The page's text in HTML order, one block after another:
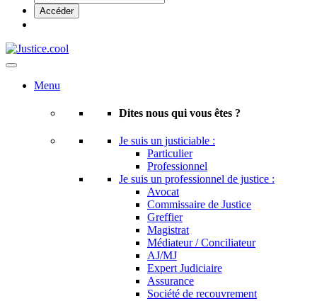
Menu
Dites nous qui vous êtes ?
Je suis un justiciable :
Particulier
Professionnel
Je suis un professionnel de justice :
Avocat
Commissaire de Justice
Greffier
Magistrat
Médiateur / Conciliateur
AJ/MJ
Expert Judiciaire
Assurance
Société de recouvrement